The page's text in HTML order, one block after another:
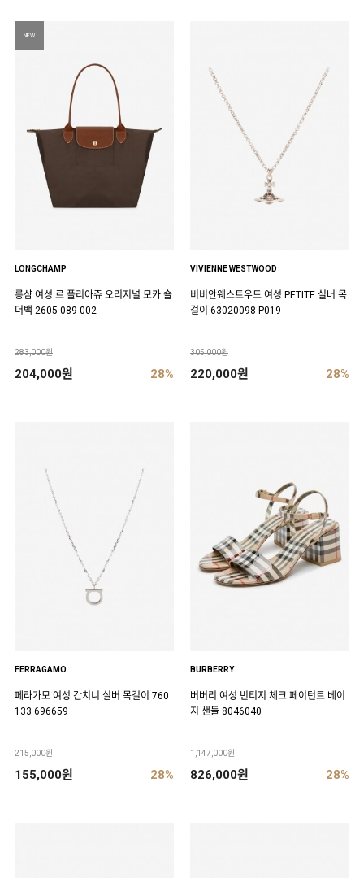
NEW
LONGCHAMP
롱샴 여성 르 플리아쥬 오리지널 모카 숄
더백 2605 089 002
283,000원
204,000원 28%
VIVIENNE WESTWOOD
비비안웨스트우드 여성 PETITE 실버 목
걸이 63020098 P019
305,000원
220,000원 28%
FERRAGAMO
페라가모 여성 간치니 실버 목걸이 760
133 696659
215,000원
155,000원 28%
BURBERRY
버버리 여성 빈티지 체크 페이턴트 베이
지 샌들 8046040
1,147,000원
826,000원 28%